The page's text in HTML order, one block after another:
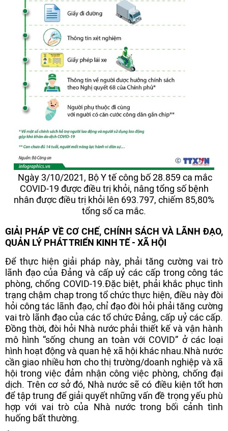
Ngày 3/10/2021, Bộ Y tế công bố 28.859 ca mắc
COVID-19 được điều trị khỏi, nâng tổng số bệnh
nhân được điều trị khỏi lên 693.797, chiếm 85,80%
tổng số ca mắc.
GIẢI PHÁP VỀ CƠ CHẾ, CHÍNH SÁCH VÀ LÃNH ĐẠO,
QUẢN LÝ PHÁT TRIỂN KINH TẾ - XÃ HỘI
Để thực hiện giải pháp này, phải tăng cường vai trò
lãnh đạo của Đảng và cấp uỷ các cấp trong công tác
phòng, chống COVID-19.Đặc biệt, phải khắc phục tình
trạng chậm chạp trong tổ chức thực hiện, điều này đòi
hỏi công tác lãnh đạo, chỉ đạo đòi hỏi phải tăng cường
vai trò lãnh đạo của các tổ chức Đảng, cấp uỷ các cấp.
Đồng thời, đòi hỏi Nhà nước phải thiết kế và vận hành
mô hình “sống chung an toàn với COVID” ở các loại
hình hoạt động và quan hệ xã hội khác nhau.Nhà nước
cần giao nhiều hơn cho thị trường/doanh nghiệp và xã
hội trong việc đảm nhận công việc phòng, chống đại
dịch. Trên cơ sở đó, Nhà nước sẽ có điều kiện tốt hơn
để tập trung để giải quyết những vấn đề trọng yếu phù
hợp với vai trò của Nhà nước trong bối cảnh tình
huống bất thường.